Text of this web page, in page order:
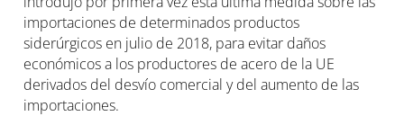
importaciones de determinados productos
siderúrgicos en julio de 2018, para evitar daños
económicos a los productores de acero de la UE
derivados del desvío comercial y del aumento de las
importaciones.